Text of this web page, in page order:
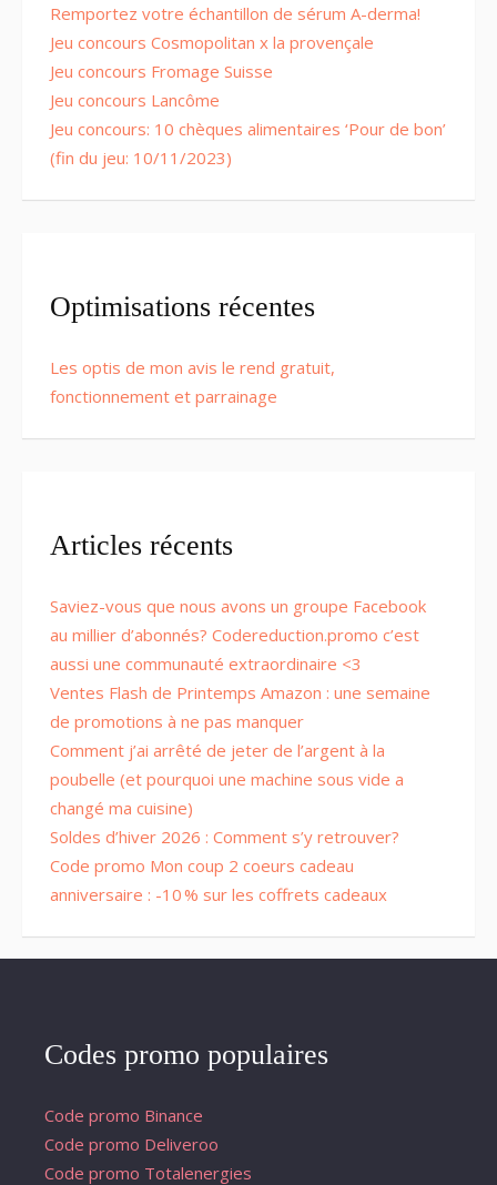
Remportez votre échantillon de sérum A-derma!
Jeu concours Cosmopolitan x la provençale
Jeu concours Fromage Suisse
Jeu concours Lancôme
Jeu concours: 10 chèques alimentaires ‘Pour de bon’
(fin du jeu: 10/11/2023)
Optimisations récentes
Les optis de mon avis le rend gratuit,
fonctionnement et parrainage
Articles récents
Saviez-vous que nous avons un groupe Facebook
au millier d’abonnés? Codereduction.promo c’est
aussi une communauté extraordinaire <3
Ventes Flash de Printemps Amazon : une semaine
de promotions à ne pas manquer
Comment j’ai arrêté de jeter de l’argent à la
poubelle (et pourquoi une machine sous vide a
changé ma cuisine)
Soldes d’hiver 2026 : Comment s’y retrouver?
Code promo Mon coup 2 coeurs cadeau
anniversaire : -10 % sur les coffrets cadeaux
Codes promo populaires
Code promo Binance
Code promo Deliveroo
Code promo Totalenergies